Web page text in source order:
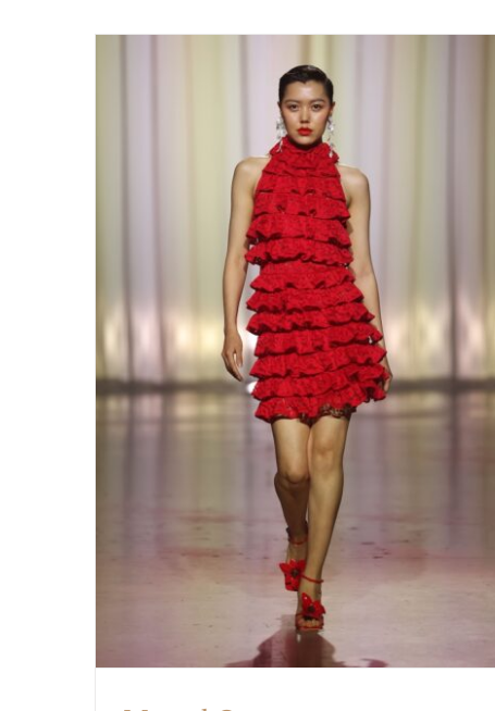
Marcel Ostertag spring/summer
2026 – PARADISE